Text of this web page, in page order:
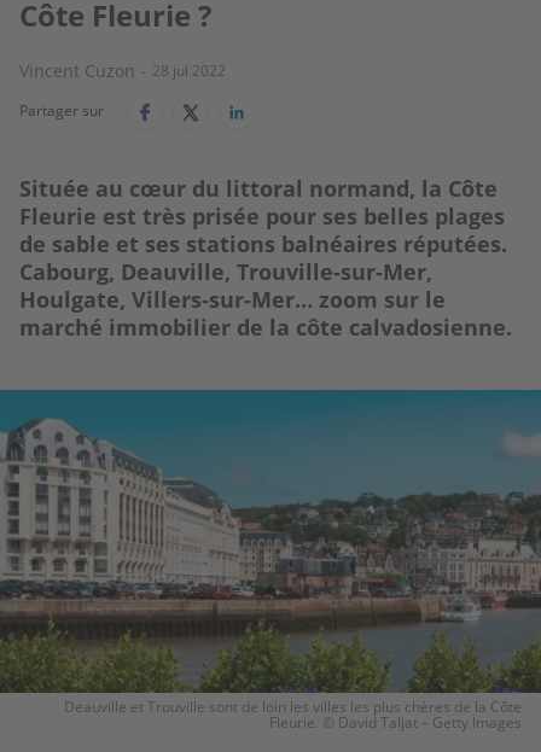
Côte Fleurie ?
Vincent Cuzon
28 jul 2022
Partager sur
Située au cœur du littoral normand, la Côte
Fleurie est très prisée pour ses belles plages
de sable et ses stations balnéaires réputées.
Cabourg, Deauville, Trouville-sur-Mer,
Houlgate, Villers-sur-Mer… zoom sur le
marché immobilier de la côte calvadosienne.
Deauville et Trouville sont de loin les villes les plus chères de la Côte
Fleurie. © David Taljat – Getty Images